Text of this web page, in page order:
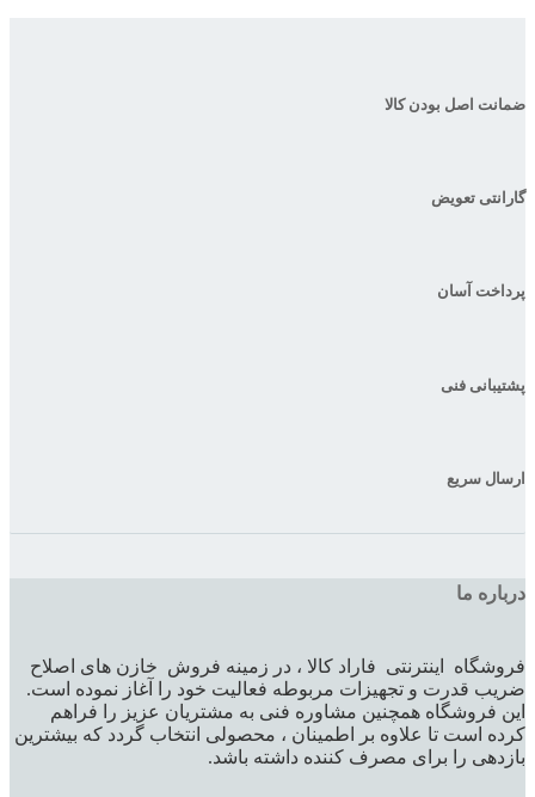
ضمانت اصل بودن کالا
گارانتی تعویض
پرداخت آسان
پشتیبانی فنی
ارسال سریع
درباره ما
فروشگاه اینترنتی فاراد کالا ، در زمینه فروش خازن های اصلاح
ضریب قدرت و تجهیزات مربوطه فعالیت خود را آغاز نموده است.
این فروشگاه همچنین مشاوره فنی به مشتریان عزیز را فراهم
کرده است تا علاوه بر اطمینان ، محصولی انتخاب گردد که بیشترین
بازدهی را برای مصرف کننده داشته باشد.